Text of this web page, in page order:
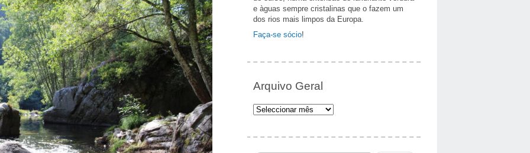
e àguas sempre cristalinas que o fazem um
dos rios mais limpos da Europa.
Faça-se sócio!
Arquivo Geral
Arquivo